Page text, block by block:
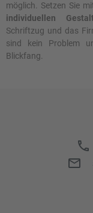
individuellen
Schriftzug und das
sind kein Problem und
Blickfang.